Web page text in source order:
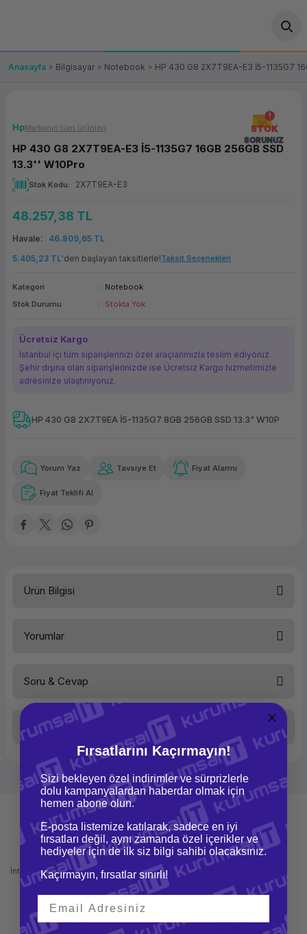
OT/VT Ürünleri
Fiş Yazıcı
Panel PC
(Firewall)
Makinesi
Makinesi
Çözümleri
Bağlantı
Yedekleme
Ürünler
Paketi
Anasayfa Bilgisayar Notebook HP 430 G8 2X7T9EA-E3 İ5-1135G7
STOK
SORUNUZ
HpMarkanın tüm ürünleri
HP 430 G8 2X7T9EA-E3 İ5-1135G7 16GB 256GB SSD
13.3'' W10Pro
Stok Kodu 2X7T9EA-E3
48.257,38 TL
Havale
46.809,65 TL
5.405,23 TL'den başlayan taksitlerle!Taksit Seçenekleri
Kategori
Notebook
Stok Durumu
Stokta Yok
Ücretsiz Kargo
İstanbul içi tüm siparişlerinizi özel araçlarımızla teslim ediyoruz.
Şehir dışına olan siparişlerinizde ise Ücretsiz Kargo hizmetimizle
adresinize ulaştırııyoruz.
Kolay iade imkanı
Aya varan taksit
Özel indirim fırsatı
Güvenilir Alışveriş
HP 430 G8 2X7T9EA İ5-1135G7 8GB 256GB SSD 13.3" W10P
Yorum Yaz Tavsiye Et Fiyat Alarmı
Fiyat Teklifi Al
Ürün Bilgisi
DİZÜSTÜ BİLGİSAYAR
Yorumlar
Yorum Yaz
Soru & Cevap
Ürün hakkında henüz soru sorulmamış.
Soru Sor
Taksit Seçenekleri
Mağazadan Teslimat
İnternetten sipariş et ve mağazadan
İade ve Değişim
Kolay iade ve değişim imkanı
Fırsatlarını Kaçırmayın!
Sizi bekleyen özel indirimler ve sürprizlerle
dolu kampanyalardan haberdar olmak için
hemen abone olun.
E-posta listemize katılarak, sadece en iyi
fırsatları değil, aynı zamanda özel içerikler ve
hediyeler için de ilk siz bilgi sahibi olacaksınız.
Kaçırmayın, fırsatlar sınırlı!